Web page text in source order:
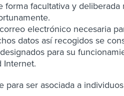
forma facultativa y
electrónico necesaria
datos así recogidos se
para su
Internet.
ser asociada a